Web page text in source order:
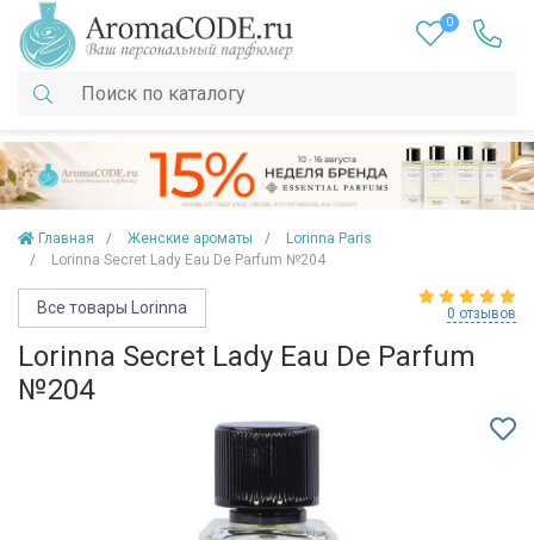
0
Главная Женские ароматы
Lorinna Paris
Lorinna Secret Lady Eau De Parfum №204
Все товары Lorinna 0 отзывов
Lorinna Secret Lady Eau De Parfum
№204